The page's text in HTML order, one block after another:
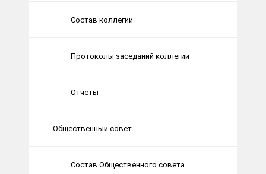
Состав коллегии
Протоколы заседаний коллегии
Отчеты
Общественный совет
Состав Общественного совета